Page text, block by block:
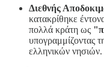
Διεθνής
κατακρίθηκε
πολλά κράτη ως
υπογραμμίζοντας
ελληνικών νησιών.